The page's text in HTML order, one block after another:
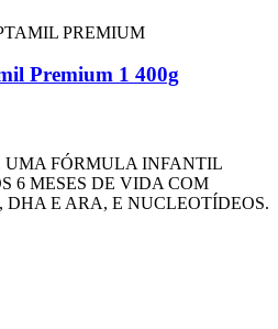
PREMIUM
Premium 1 400g
UMA FÓRMULA INFANTIL
6 MESES DE VIDA COM
DHA E ARA, E NUCLEOTÍDEOS.